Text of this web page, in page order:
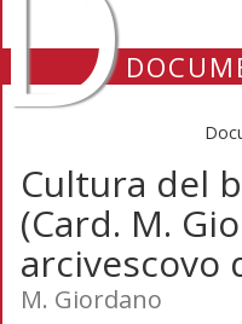
Cultura del
(Card. M.
arcivescovo
M. Giordano